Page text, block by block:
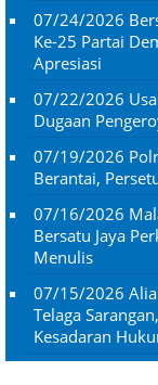
07/24/2026
Ke-25 Partai
Apresiasi
07/22/2026
Dugaan
07/19/2026
Berantai,
07/16/2026
Bersatu Jaya
Menulis
07/15/2026
Telaga
Kesadaran